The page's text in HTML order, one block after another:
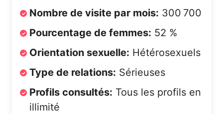
Nombre de visite par mois: 300 700
Pourcentage de femmes: 52 %
Orientation sexuelle: Hétérosexuels
Type de relations: Sérieuses
Profils consultés: Tous les profils en
illimité